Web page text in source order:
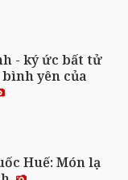
- ký ức bất tử
yên của
Huế: Món lạ